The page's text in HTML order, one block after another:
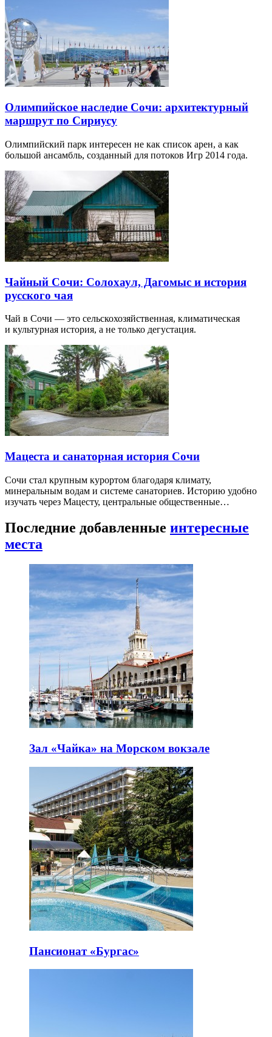
Олимпийское наследие Сочи: архитектурный
маршрут по Сириусу
Олимпийский парк интересен не как список арен, а как
большой ансамбль, созданный для потоков Игр 2014 года.
Чайный Сочи: Солохаул, Дагомыс и история
русского чая
Чай в Сочи — это сельскохозяйственная, климатическая
и культурная история, а не только дегустация.
Мацеста и санаторная история Сочи
Сочи стал крупным курортом благодаря климату,
минеральным водам и системе санаториев. Историю удобно
изучать через Мацесту, центральные общественные…
Последние добавленные интересные
места
Зал «Чайка» на Морском вокзале
Пансионат «Бургас»